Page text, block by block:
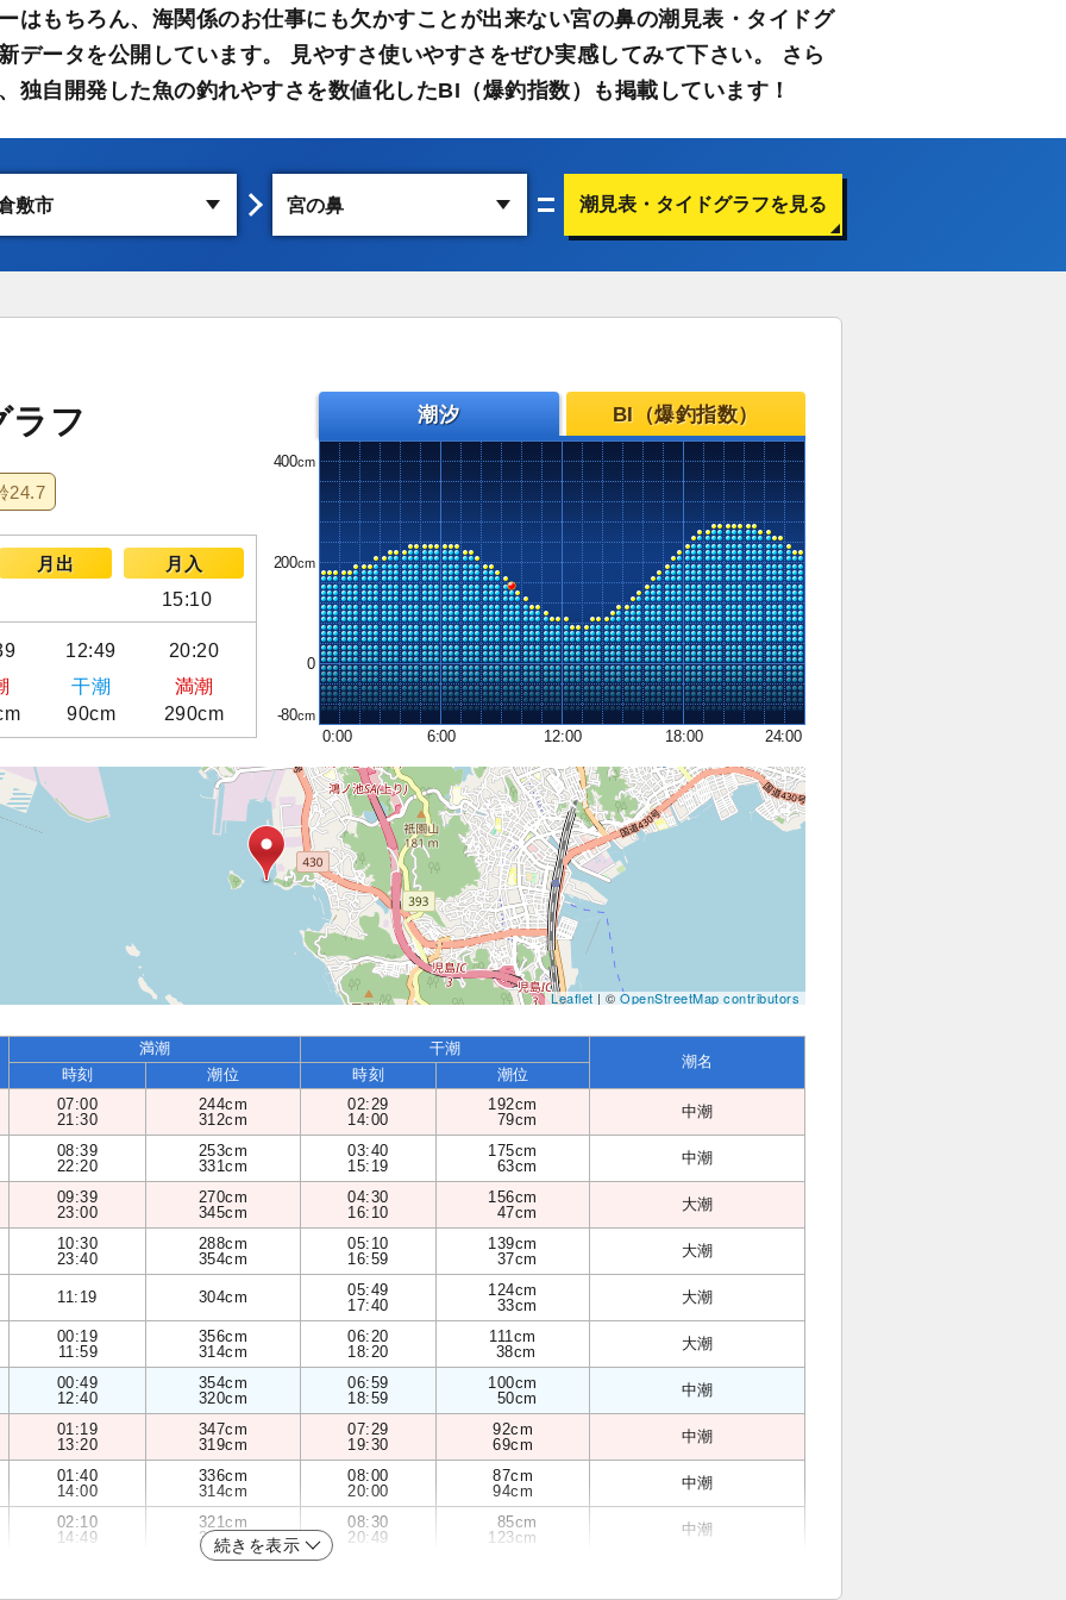
はもちろん、海関係のお仕事にも欠かすことが出来ない宮の鼻の潮見表・タイドグ
データを公開しています。 見やすさ使いやすさをぜひ実感してみて下さい。 さら
独自開発した魚の釣れやすさを数値化したBI（爆釣指数）も掲載しています！
潮見表・タイドグラフを見る
ラフ
24.7
月出
月入
15:10
12:49
20:20
干潮
満潮
90cm 290cm
潮汐 BI（爆釣指数）
400
200
0
-80
0:00
6:00 12:00 18:00 24:00
Leaflet| ©OpenStreetMap contributors
満潮 干潮
潮名
時刻 潮位 時刻
潮位
07:00
21:30
244cm
312cm
02:29
14:00
192cm
79cm
中潮
08:39
22:20
253cm
331cm
03:40
15:19
175cm
63cm
中潮
09:39
23:00
270cm
345cm
04:30
16:10
156cm
47cm
大潮
10:30
23:40
288cm
354cm
05:10
16:59
139cm
37cm
大潮
11:19 304cm
05:49
17:40
124cm
33cm
大潮
00:19
11:59
356cm
314cm
06:20
18:20
111cm
38cm
大潮
00:49
12:40
354cm
320cm
06:59
18:59
100cm
50cm
中潮
01:19
13:20
347cm
319cm
07:29
19:30
92cm
69cm
中潮
01:40
14:00
336cm
314cm
08:00
20:00
87cm
94cm
中潮
02:10
14:49
321cm
303cm
08:30
20:49
85cm
123cm
中潮
続きを表示